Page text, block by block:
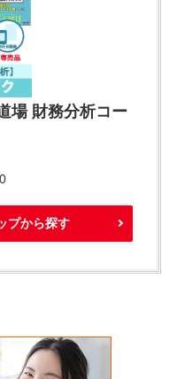
場 財務分析コー
プから探す